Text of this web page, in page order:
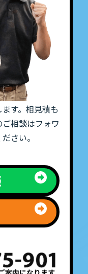
す。相見積も
相談はフォワ
さい。